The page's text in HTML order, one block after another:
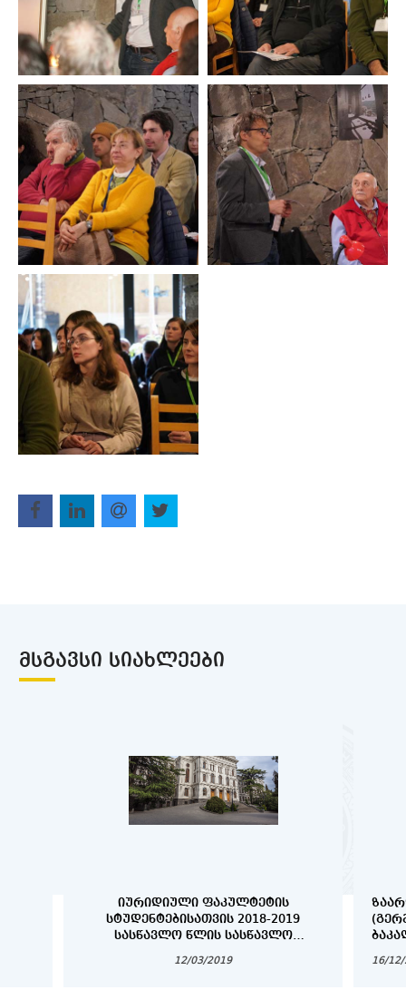
ᲛᲡᲒᲐᲕᲡᲘ ᲡᲘᲐᲮᲚᲔᲔᲑᲘ
ᲘᲣᲠᲘᲓᲘᲣᲚᲘ ᲤᲐᲙᲣᲚᲢᲔᲢᲘᲡ
ᲡᲢᲣᲓᲔᲜᲢᲔᲑᲘᲡᲐᲗᲕᲘᲡ 2018-2019
ᲡᲐᲡᲬᲐᲕᲚᲝ ᲬᲚᲘᲡ ᲡᲐᲡᲬᲐᲕᲚᲝ
12/03/2019 16/